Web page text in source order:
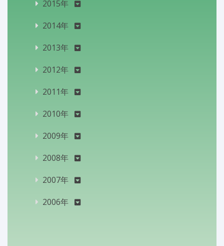
2015年
2014年
2013年
2012年
2011年
2010年
2009年
2008年
2007年
2006年